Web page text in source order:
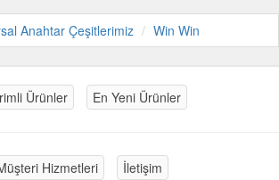
Anahtar Çeşitlerimiz Win Win
Ürünler En Yeni Ürünler
Hizmetleri İletişim